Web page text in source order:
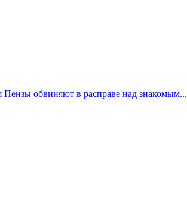
Пензы обвиняют в расправе над знакомым...